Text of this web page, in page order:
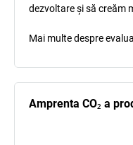
dezvoltare și să creăm
Mai multe despre
Amprenta CO₂ a